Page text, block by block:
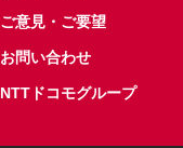
ご意見・ご要望
お問い合わせ
NTTドコモグループ